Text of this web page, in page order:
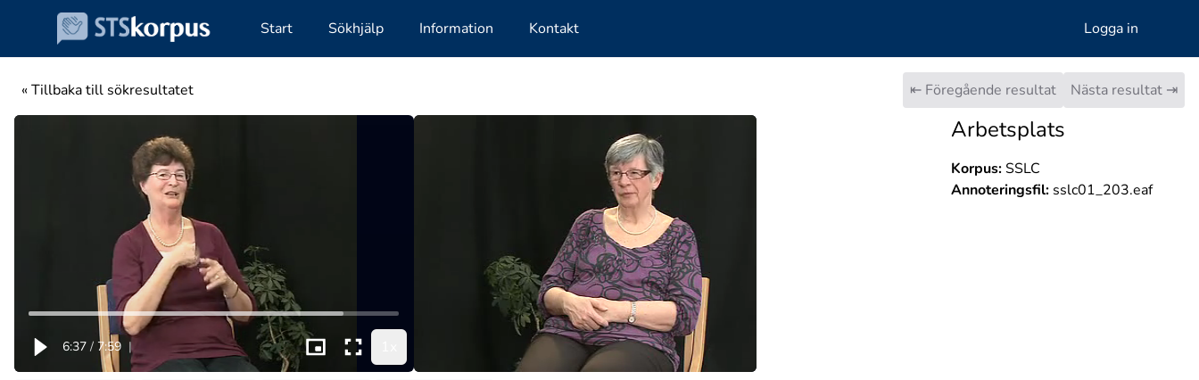
Start Sökhjälp Information Kontakt Logga in
« Tillbaka till sökresultatet ⇤ Föregående resultat Nästa resultat ⇥
6:37 / 7:59 |
Arbetsplats
Korpus:SSLC
Annoteringsfil:sslc01_203.eaf